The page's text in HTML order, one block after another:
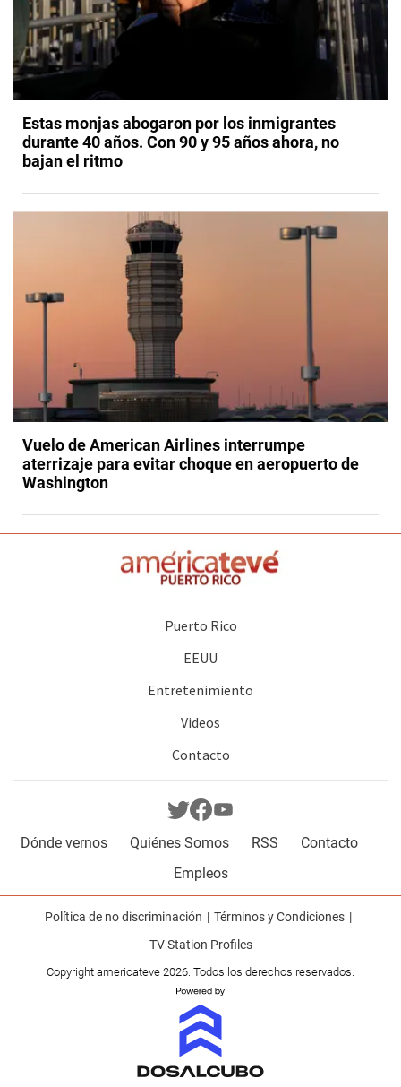
Estas monjas abogaron por los inmigrantes
durante 40 años. Con 90 y 95 años ahora, no
bajan el ritmo
Vuelo de American Airlines interrumpe
aterrizaje para evitar choque en aeropuerto de
Washington
Puerto Rico
EEUU
Entretenimiento
Videos
Contacto
Dónde vernos Quiénes Somos RSS
Contacto
Empleos
Política de no discriminación
Términos y Condiciones
TV Station Profiles
Copyright americateve 2026. Todos los derechos reservados.